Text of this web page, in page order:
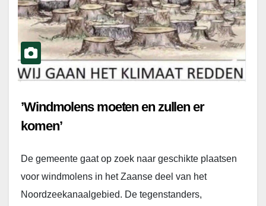
’Windmolens moeten en zullen er
komen’
De gemeente gaat op zoek naar geschikte plaatsen
voor windmolens in het Zaanse deel van het
Noordzeekanaalgebied. De tegenstanders,